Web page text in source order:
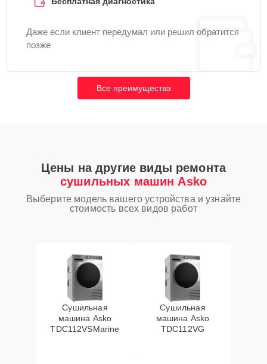
Даже если клиент передумал или решил обратится
позже
Все преимущества
Цены на другие виды ремонта
сушильных машин Asko
Выберите модель вашего устройства и узнайте
стоимость всех видов работ
Сушильная
машина Asko
TDC112VSMarine
Сушильная
машина Asko
TDC112VG